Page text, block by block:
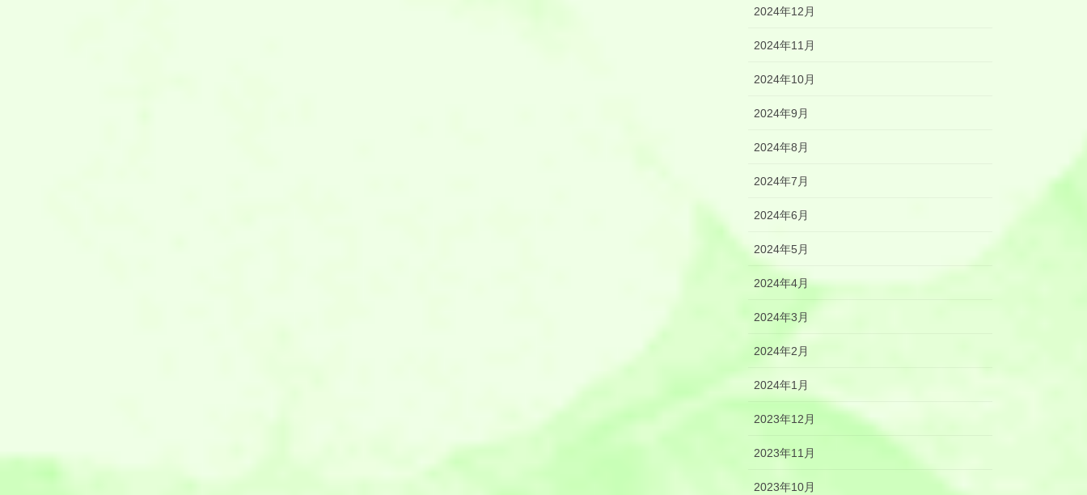
2024年12月
2024年11月
2024年10月
2024年9月
2024年8月
2024年7月
2024年6月
2024年5月
2024年4月
2024年3月
2024年2月
2024年1月
2023年12月
2023年11月
2023年10月